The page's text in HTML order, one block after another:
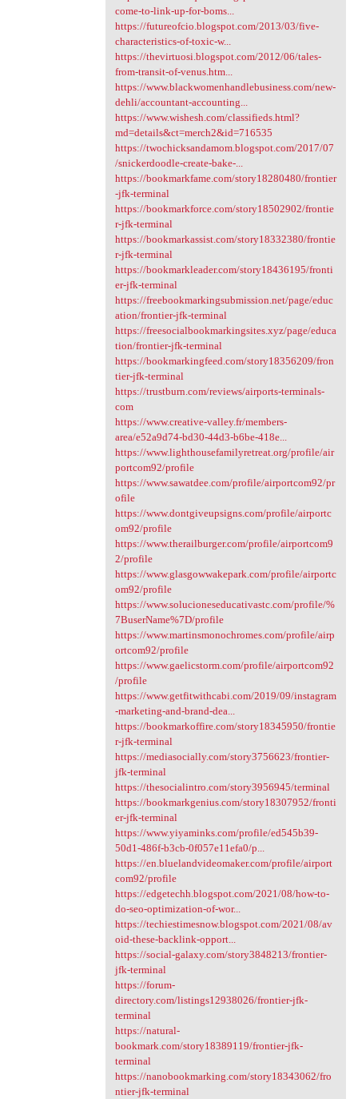
come-to-link-up-for-boms...
https://futureofcio.blogspot.com/2013/03/five-
characteristics-of-toxic-w...
https://thevirtuosi.blogspot.com/2012/06/tales-
from-transit-of-venus.htm...
https://www.blackwomenhandlebusiness.com/new-
dehli/accountant-accounting...
https://www.wishesh.com/classifieds.html?
md=details&ct=merch2&id=716535
https://twochicksandamom.blogspot.com/2017/07
/snickerdoodle-create-bake-...
https://bookmarkfame.com/story18280480/frontier
-jfk-terminal
https://bookmarkforce.com/story18502902/frontie
r-jfk-terminal
https://bookmarkassist.com/story18332380/frontie
r-jfk-terminal
https://bookmarkleader.com/story18436195/fronti
er-jfk-terminal
https://freebookmarkingsubmission.net/page/educ
ation/frontier-jfk-terminal
https://freesocialbookmarkingsites.xyz/page/educa
tion/frontier-jfk-terminal
https://bookmarkingfeed.com/story18356209/fron
tier-jfk-terminal
https://trustburn.com/reviews/airports-terminals-
com
https://www.creative-valley.fr/members-
area/e52a9d74-bd30-44d3-b6be-418e...
https://www.lighthousefamilyretreat.org/profile/air
portcom92/profile
https://www.sawatdee.com/profile/airportcom92/pr
ofile
https://www.dontgiveupsigns.com/profile/airportc
om92/profile
https://www.therailburger.com/profile/airportcom9
2/profile
https://www.glasgowwakepark.com/profile/airportc
om92/profile
https://www.solucioneseducativastc.com/profile/%
7BuserName%7D/profile
https://www.martinsmonochromes.com/profile/airp
ortcom92/profile
https://www.gaelicstorm.com/profile/airportcom92
/profile
https://www.getfitwithcabi.com/2019/09/instagram
-marketing-and-brand-dea...
https://bookmarkoffire.com/story18345950/frontie
r-jfk-terminal
https://mediasocially.com/story3756623/frontier-
jfk-terminal
https://thesocialintro.com/story3956945/terminal
https://bookmarkgenius.com/story18307952/fronti
er-jfk-terminal
https://www.yiyaminks.com/profile/ed545b39-
50d1-486f-b3cb-0f057e11efa0/p...
https://en.bluelandvideomaker.com/profile/airport
com92/profile
https://edgetechh.blogspot.com/2021/08/how-to-
do-seo-optimization-of-wor...
https://techiestimesnow.blogspot.com/2021/08/av
oid-these-backlink-opport...
https://social-galaxy.com/story3848213/frontier-
jfk-terminal
https://forum-
directory.com/listings12938026/frontier-jfk-
terminal
https://natural-
bookmark.com/story18389119/frontier-jfk-
terminal
https://nanobookmarking.com/story18343062/fro
ntier-jfk-terminal